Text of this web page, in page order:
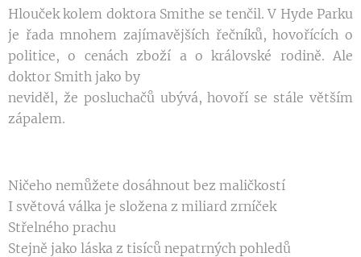
Hlouček kolem doktora Smithe se tenčil. V Hyde Parku
je řada mnohem zajímavějších řečníků,hovořících o
politice, o cenách zboží a o královské rodině. Ale
doktor Smith jako by
neviděl, že posluchačů ubývá, hovoří se stále větším
zápalem.
Ničeho nemůžete dosáhnout bez maličkostí
I světová válka je složena z miliard zrníček
Střelného prachu
Stejně jako láska z tisíců nepatrných pohledů